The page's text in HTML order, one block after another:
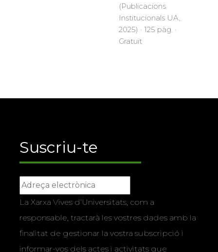
(Publicacions
Institucionals UA,
2025) · 125 pàg. ·
Gratuït
Suscriu-te
La Xarxa Vives d’Universitats, com a
responsable, tractarà les vostres dades amb la
finalitat de gestionar la vostra subscripció i
informar-vos dels actes i activitats que